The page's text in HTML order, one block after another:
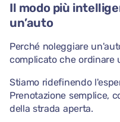
Il modo più
un’auto
Perché noleggiare
complicato che ordinare
Stiamo ridefinendo
Prenotazione semplice,
della strada aperta.